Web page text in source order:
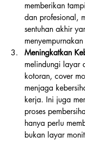
memberikan
dan profesional,
sentuhan akhir
Meningkatkan
melindungi layar
kotoran, cover
menjaga
kerja. Ini juga
proses
hanya perlu
bukan layar